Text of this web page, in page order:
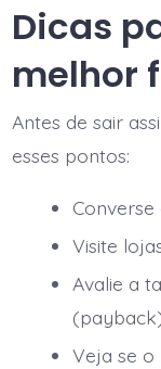
Dicas
melhor
Antes de sair
esses pontos:
Visite
Avalie a
Veja se